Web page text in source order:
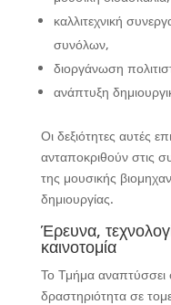
καλλιτεχνική
συνόλων,
διοργάνωση
ανάπτυξη
Οι δεξιότητες αυτές
ανταποκριθούν στις
της μουσικής
δημιουργίας.
Έρευνα,
καινοτομία
Το Τμήμα αναπτύσσει
δραστηριότητα σε